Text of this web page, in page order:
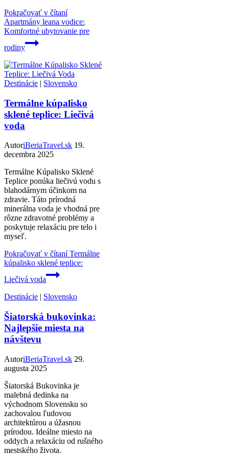
Pokračovať v čítaní
Apartmány leana vodice:
Komfortné ubytovanie pre
rodiny
Destinácie | Slovensko
Termálne kúpalisko
sklené teplice: Liečivá
voda
AutoriBeriaTravel.sk 19.
decembra 2025
Termálne Kúpalisko Sklené
Teplice ponúka liečivú vodu s
blahodárnym účinkom na
zdravie. Táto prírodná
minerálna voda je vhodná pre
rôzne zdravotné problémy a
poskytuje relaxáciu pre telo i
myseľ.
Pokračovať v čítaníTermálne
kúpalisko sklené teplice:
Liečivá voda
Destinácie | Slovensko
Šiatorská bukovinka:
Najlepšie miesta na
návštevu
AutoriBeriaTravel.sk 29.
augusta 2025
Šiatorská Bukovinka je
malebná dedinka na
východnom Slovensku so
zachovalou ľudovou
architektúrou a úžasnou
prírodou. Ideálne miesto na
oddych a relaxáciu od rušného
mestského života.